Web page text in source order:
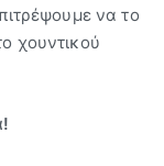
να το
χουντικού